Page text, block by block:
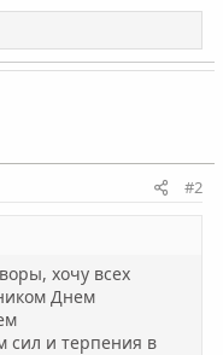
#2
хочу всех
Днем
сил и терпения в